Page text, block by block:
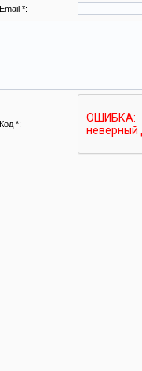
Email *:
Код *: